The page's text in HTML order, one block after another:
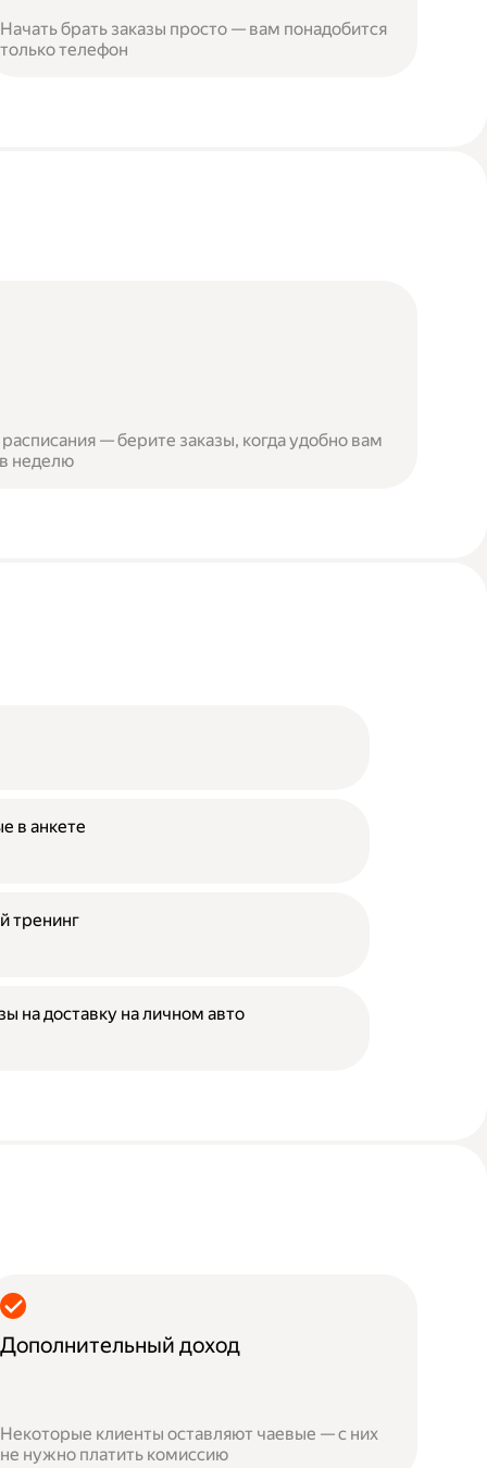
Начать брать заказы просто — вам понадобится
только телефон
— берите заказы, когда удобно вам
неделю
в анкете
тренинг
на доставку на личном авто
Дополнительный доход
Некоторые клиенты оставляют чаевые — с них
не нужно платить комиссию